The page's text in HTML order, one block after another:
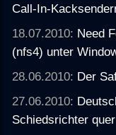
Call-In-
18.07.2010: Need
(nfs4) unter
28.06.2010: Der
27.06.2010:
Schiedsrichter